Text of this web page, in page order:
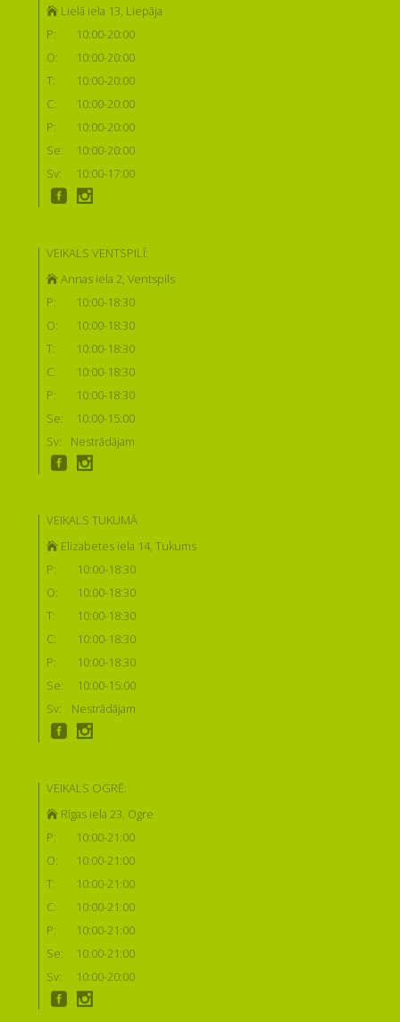
Lielā iela 13, Liepāja
P:
10:00-20:00
O:
10:00-20:00
T:
10:00-20:00
C:
10:00-20:00
P:
10:00-20:00
Se:
10:00-20:00
Sv:
10:00-17:00
VEIKALS VENTSPILĪ:
Annas iela 2, Ventspils
P:
10:00-18:30
O:
10:00-18:30
T:
10:00-18:30
C:
10:00-18:30
P:
10:00-18:30
Se:
10:00-15:00
Sv:
Nestrādājam
VEIKALS TUKUMĀ
Elizabetes iela 14, Tukums
P:
10:00-18:30
O:
10:00-18:30
T:
10:00-18:30
C:
10:00-18:30
P:
10:00-18:30
Se:
10:00-15:00
Sv:
Nestrādājam
VEIKALS OGRĒ:
Rīgas iela 23, Ogre
P:
10:00-21:00
O:
10:00-21:00
T:
10:00-21:00
C:
10:00-21:00
P:
10:00-21:00
Se:
10:00-21:00
Sv:
10:00-20:00